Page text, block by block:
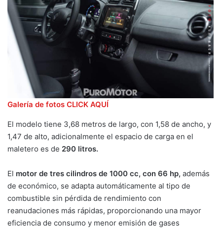
Galería de fotos CLICK AQUÍ
El modelo tiene 3,68 metros de largo, con 1,58 de ancho, y
1,47 de alto, adicionalmente el espacio de carga en el
maletero es de 290 litros.
El motor de tres cilindros de 1000 cc, con 66 hp, además
de económico, se adapta automáticamente al tipo de
combustible sin pérdida de rendimiento con
reanudaciones más rápidas, proporcionando una mayor
eficiencia de consumo y menor emisión de gases